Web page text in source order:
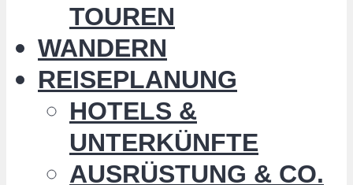
TOUREN
WANDERN
REISEPLANUNG
HOTELS &
UNTERKÜNFTE
AUSRÜSTUNG & CO.